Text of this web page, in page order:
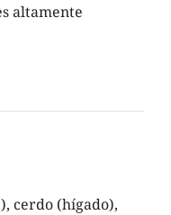
altamente
cerdo (hígado),